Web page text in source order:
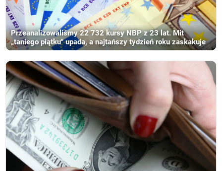
Przeanalizowaliśmy 22 732 kursy NBP z 23 lat. Mit
„taniego piątku" upada, a najtańszy tydzień roku zaskakuje